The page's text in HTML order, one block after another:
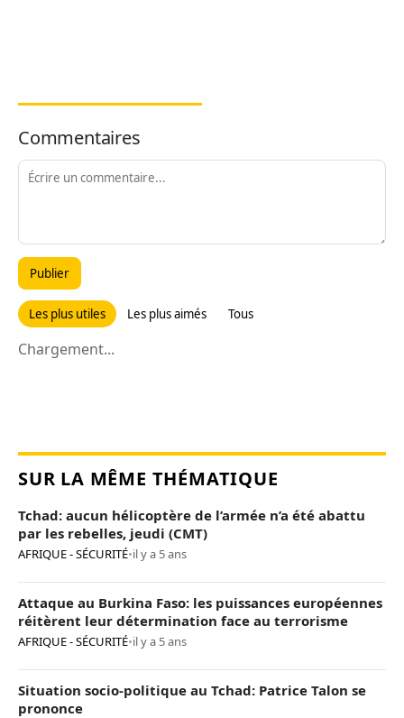
Commentaires
Publier
Les plus utiles Les plus aimés Tous
Chargement...
SUR LA MÊME THÉMATIQUE
Tchad: aucun hélicoptère de l’armée n’a été abattu
par les rebelles, jeudi (CMT)
AFRIQUE - SÉCURITÉ•il y a 5 ans
Attaque au Burkina Faso: les puissances européennes
réitèrent leur détermination face au terrorisme
AFRIQUE - SÉCURITÉ•il y a 5 ans
Situation socio-politique au Tchad: Patrice Talon se
prononce